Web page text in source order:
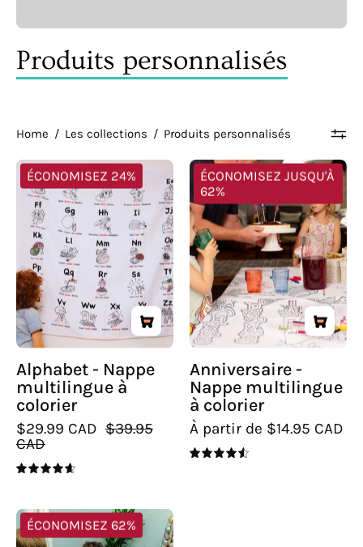
Produits personnalisés
Home / Les collections / Produits personnalisés
Alphabet
-
Nappe
multilingue
à
colorier
ÉCONOMISEZ 24%
Alphabet - Nappe
multilingue à
colorier
$29.99 CAD $39.95
CAD
Anniversaire
Nappe
multilingue
à
colorier
ÉCONOMISEZ JUSQU'À
62%
Anniversaire -
Nappe multilingue
à colorier
À partir de $14.95 CAD
Animaux
-
ÉCONOMISEZ 62%